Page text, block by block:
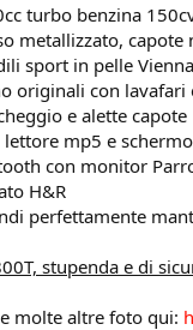
turbo benzina
metallizzato, capote
sport in pelle
originali con lavafari
e alette capote
mp5 e
con monitor
H&R
perfettamente
stupenda e di
molte altre foto qui: